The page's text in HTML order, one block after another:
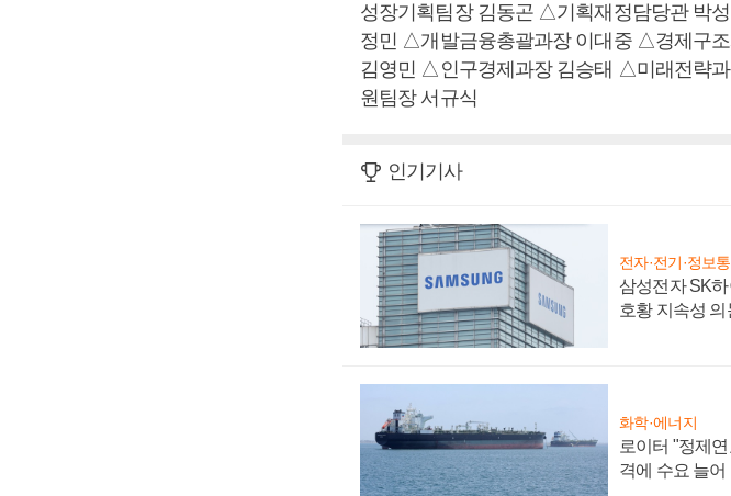
성장기획팀장 김동곤 △기획재정담당관 박
정민 △개발금융총괄과장 이대중 △경제구
김영민 △인구경제과장 김승태 △미래전략
원팀장 서규식
인기기사
전자·전기·정보
삼성전자 SK
호황 지속성 의
화학·에너지
로이터 "정제
격에 수요 늘어